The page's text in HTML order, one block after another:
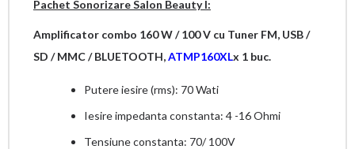
Pachet Sonorizare Salon Beauty I:
Amplificator combo 160 W / 100 V cu Tuner FM, USB /
SD / MMC / BLUETOOTH,ATMP160XLx 1 buc.
Putere iesire (rms): 70 Wati
Iesire impedanta constanta: 4 -16 Ohmi
Tensiune constanta: 70/ 100V